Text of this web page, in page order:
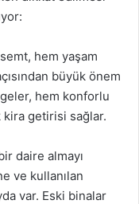
hem yaşam
büyük önem
hem konforlu
getirisi sağlar.
daire almayı
ve kullanılan
var. Eski binalar